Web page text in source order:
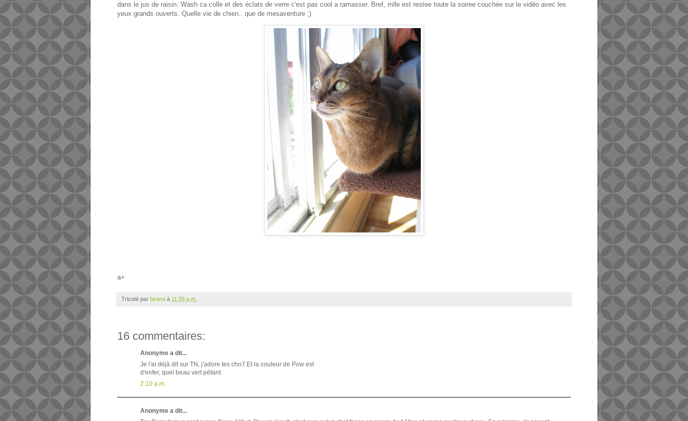
dans le jus de raisin. Wash ca colle et des éclats de verre c'est pas cool a ramasser. Bref, mlle est restee toute la soiree couchée sur le vidéo avec les
yeux grands ouverts. Quelle vie de chien.. que de mesaventure ;)
a+
Tricoté par birana à 11:55 p.m.
16 commentaires:
Anonyme a dit...
Je l'ai déjà dit sur TN, j'adore tes cho7.Et la couleur de Pow est
d'enfer, quel beau vert pétant.
2:10 a.m.
Anonyme a dit...